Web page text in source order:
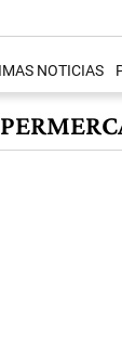
NOTICIAS